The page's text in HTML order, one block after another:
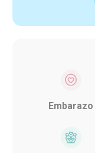
Embarazo